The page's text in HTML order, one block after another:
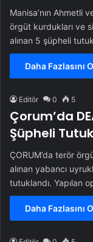
Manisa’nın Ahmetli
örgüt kurdukları ve
alınan 5 şüpheli
Daha Fazlasını
Editör 0 5
Çorum’da
Şüpheli
ÇORUM’da terör
alınan yabancı
tutuklandı. Yapılan
Daha Fazlasını